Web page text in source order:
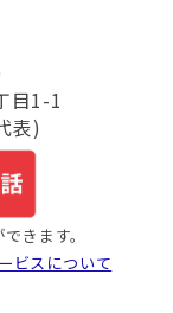
目1-1
表)
きます。
ビスについて